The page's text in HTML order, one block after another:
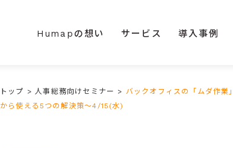
Humapの想い サービス 導入事例
トップ >人事総務向けセミナー > バックオフィスの「ムダ作業
から使える5つの解決策～4/15(水)